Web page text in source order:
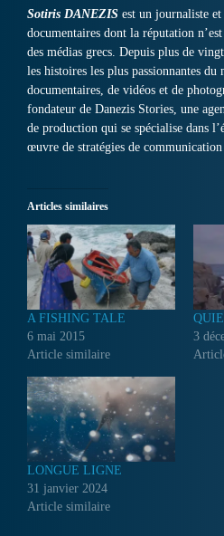
Sotiris DANEZIS est un journaliste
documentaires dont la réputation
des médias grecs. Depuis plus de
les histoires les plus passionnantes
documentaires, de vidéos et de
fondateur de Danezis Stories, une
de production qui se spécialise dans
œuvre de stratégies de communication
Articles similaires
A FISHING TALE
6 mai 2015
Article similaire
3
LONGUE LIGNE
31 janvier 2024
Article similaire